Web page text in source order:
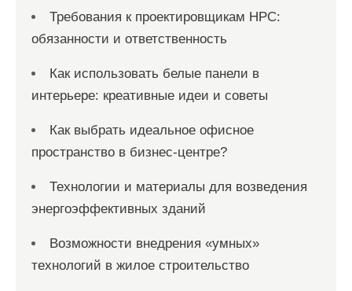
Требования к проектировщикам НРС:
обязанности и ответственность
Как использовать белые панели в
интерьере: креативные идеи и советы
Как выбрать идеальное офисное
пространство в бизнес-центре?
Технологии и материалы для возведения
энергоэффективных зданий
Возможности внедрения «умных»
технологий в жилое строительство